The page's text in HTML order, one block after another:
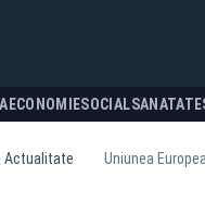
ECONOMIESOCIALSANATATE
Actualitate Uniunea